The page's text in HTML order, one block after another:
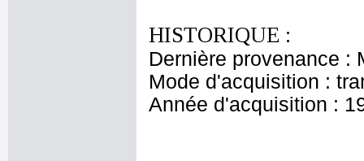
HISTORIQUE :
Dernière provenance :
Mode d'acquisition :
Année d'acquisition :